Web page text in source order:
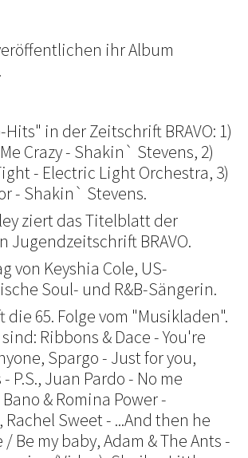
ihr Album
Hits" in der Zeitschrift BRAVO: 1)
Crazy - Shakin` Stevens, 2)
- Electric Light Orchestra, 3)
- Shakin` Stevens.
ziert das Titelblatt der
Jugendzeitschrift BRAVO.
von Keyshia Cole, US-
Soul- und R&B-Sängerin.
die 65. Folge vom "Musikladen".
Ribbons & Dace - You're
Spargo - Just for you,
P.S., Juan Pardo - No me
& Romina Power -
Rachel Sweet - ...And then he
/ Be my baby, Adam & The Ants -